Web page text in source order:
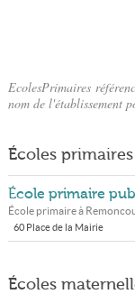
EcolesPrimaires
nom de l'établissement
Écoles
École primaire
École primaire à
60 Place de la Mairie
Écoles